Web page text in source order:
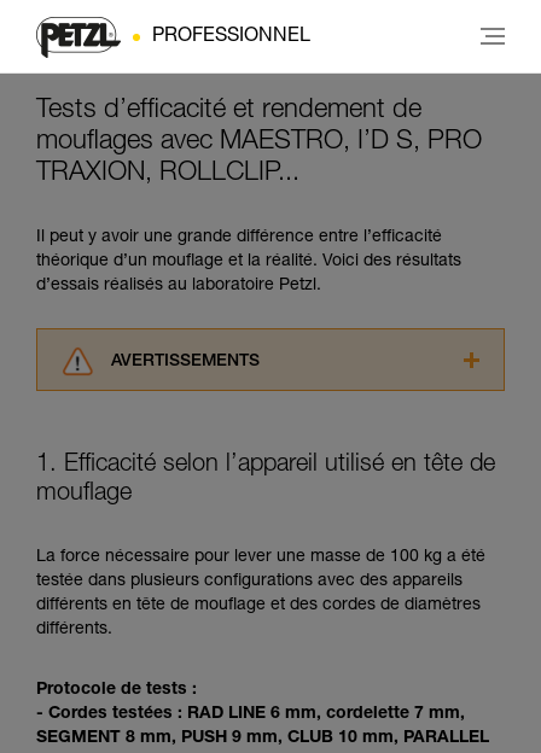
PROFESSIONNEL
Tests d’efficacité et rendement de
mouflages avec MAESTRO, I’D S, PRO
TRAXION, ROLLCLIP...
Il peut y avoir une grande différence entre l’efficacité
théorique d’un mouflage et la réalité. Voici des résultats
d’essais réalisés au laboratoire Petzl.
AVERTISSEMENTS
consulter. Vous devez avoir compris les
informations de la notice technique pour
pouvoir comprendre ce complément
Maîtriser ces techniques nécessite une
formation et un entraînement spécifique. Validez
avec un professionnel votre capacité à refaire
liées à votre activité. Il peut en exister d’autres
que nous ne décrivons pas ici.
1. Efficacité selon l’appareil utilisé en tête de
mouflage
La force nécessaire pour lever une masse de 100 kg a été
testée dans plusieurs configurations avec des appareils
différents en tête de mouflage et des cordes de diamètres
différents.
Protocole de tests :
- Cordes testées : RAD LINE 6 mm, cordelette 7 mm,
SEGMENT 8 mm, PUSH 9 mm, CLUB 10 mm, PARALLEL